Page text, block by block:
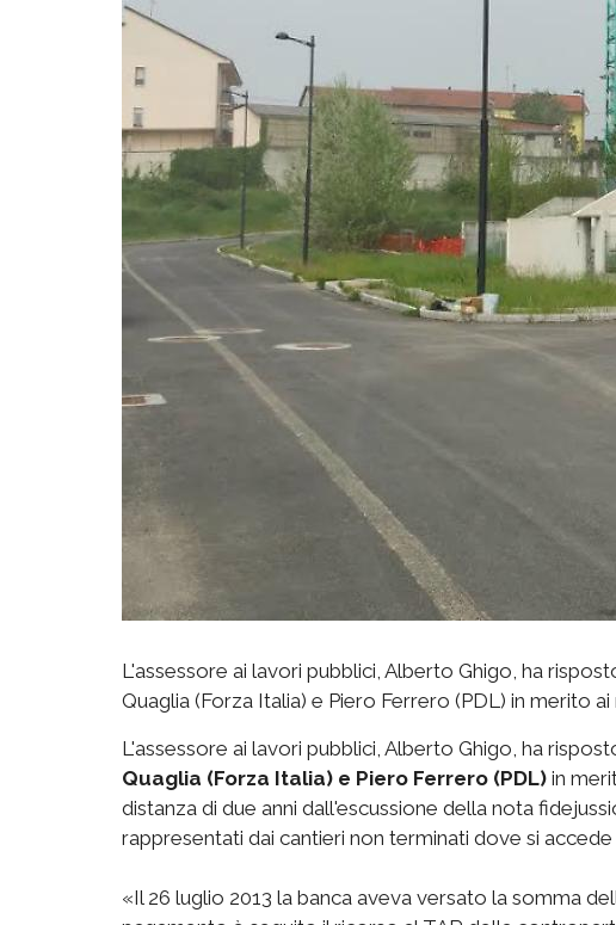
L'assessore ai lavori pubblici, Alberto Ghigo, ha
Quaglia (Forza Italia) e Piero Ferrero (PDL) in merito
L'assessore ai lavori pubblici, Alberto Ghigo, ha
Quaglia (Forza Italia) e Piero Ferrero (PDL) in
distanza di due anni dall'escussione della nota
rappresentati dai cantieri non terminati dove si
«Il 26 luglio 2013 la banca aveva versato la somma